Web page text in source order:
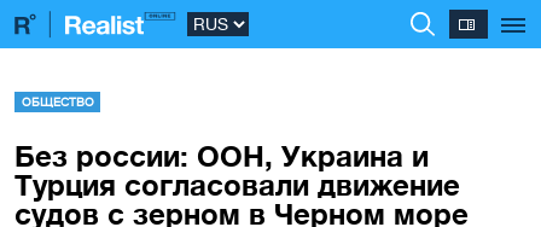
ОБЩЕСТВО
Без россии: ООН, Украина и
Турция согласовали движение
судов с зерном в Черном море